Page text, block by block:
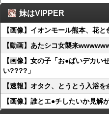
妹はVIPPER
【画像】イオンモール熊本、花
【動画】あたシコ女襲来
【画像】女の子「お●ぱいデカい
い????」
【速報】オタク、とうとう入浴
【画像】誰とエ●チしたいか見解